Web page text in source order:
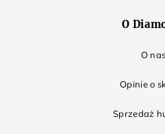
O
O nas
Opinie o
Sprzedaż